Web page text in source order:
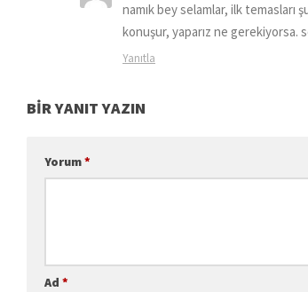
namık bey selamlar, ilk temasları
konuşur, yaparız ne gerekiyorsa.
Yanıtla
BIR YANIT YAZIN
Yorum*
Ad *